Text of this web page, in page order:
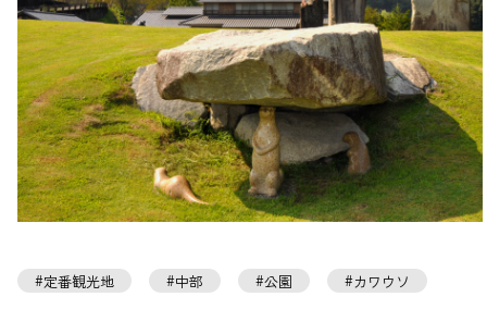
定番観光地 中部 公園 カワウソ